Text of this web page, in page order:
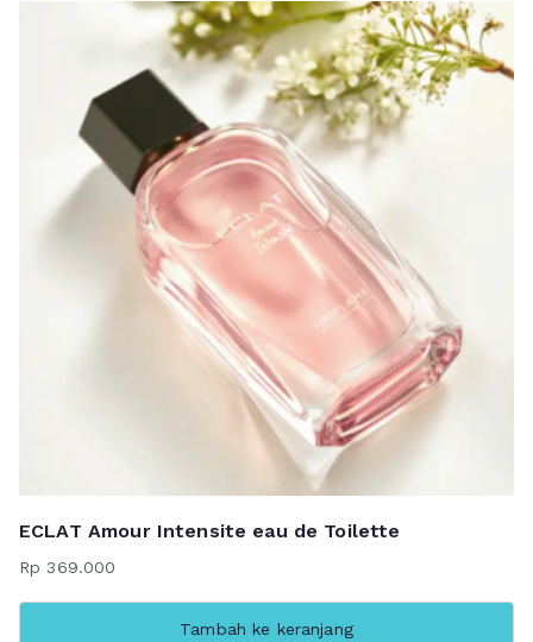
ECLAT Amour Intensite eau de Toilette
Rp 369.000
Tambah ke keranjang